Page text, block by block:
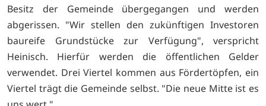
Besitz der Gemeinde übergegangen und werden
abgerissen. "Wir stellen den zukünftigen Investoren
baureife Grundstücke zur Verfügung", verspricht
Heinisch. Hierfür werden die öffentlichen Gelder
verwendet. Drei Viertel kommen aus Fördertöpfen, ein
Viertel trägt die Gemeinde selbst. "Die neue Mitte ist es